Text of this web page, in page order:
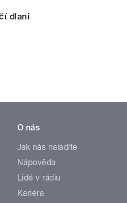
dlani
O nás
Jak nás naladíte
Nápověda
Lidé v rádiu
Kariéra